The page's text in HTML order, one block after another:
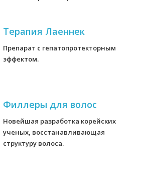
Терапия Лаеннек
Препарат с гепатопротекторным
эффектом.
Филлеры для волос
Новейшая разработка корейских
ученых, восстанавливающая
структуру волоса.